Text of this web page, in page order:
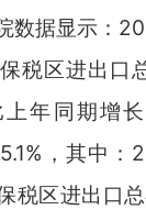
数据显示：
税区进出口
年同期增
，其中：
税区进出口